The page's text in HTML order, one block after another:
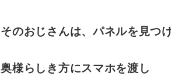
そのおじさんは、パネルを見つ
奥様らしき方にスマホを渡し